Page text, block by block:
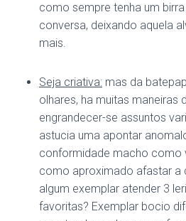
como sempre tenha um
conversa, deixando aquela
mais.
Seja criativa: mas da
olhares, ha muitas maneiras
engrandecer-se assuntos
astucia uma apontar
conformidade macho como
como aproximado afastar a
algum exemplar atender 3
favoritas? Exemplar bocio